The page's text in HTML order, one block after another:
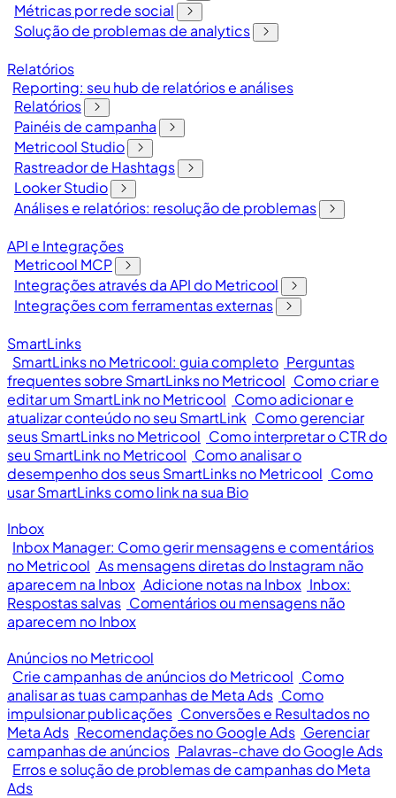
Métricas por rede social
Solução de problemas de analytics
Relatórios
Reporting: seu hub de relatórios e análises
Relatórios
Painéis de campanha
Metricool Studio
Rastreador de Hashtags
Looker Studio
Análises e relatórios: resolução de problemas
API e Integrações
Metricool MCP
Integrações através da API do Metricool
Integrações com ferramentas externas
SmartLinks
SmartLinks no Metricool: guia completo Perguntas
frequentes sobre SmartLinks no Metricool Como criar e
editar um SmartLink no Metricool Como adicionar e
atualizar conteúdo no seu SmartLink Como gerenciar
seus SmartLinks no Metricool Como interpretar o CTR do
seu SmartLink no Metricool Como analisar o
desempenho dos seus SmartLinks no Metricool Como
usar SmartLinks como link na sua Bio
Inbox
Inbox Manager: Como gerir mensagens e comentários
no Metricool As mensagens diretas do Instagram não
aparecem na Inbox Adicione notas na Inbox Inbox:
Respostas salvas Comentários ou mensagens não
aparecem no Inbox
Anúncios no Metricool
Crie campanhas de anúncios do Metricool Como
analisar as tuas campanhas de Meta Ads Como
impulsionar publicações Conversões e Resultados no
Meta Ads Recomendações no Google Ads Gerenciar
campanhas de anúncios Palavras-chave do Google Ads
Erros e solução de problemas de campanhas do Meta
Ads